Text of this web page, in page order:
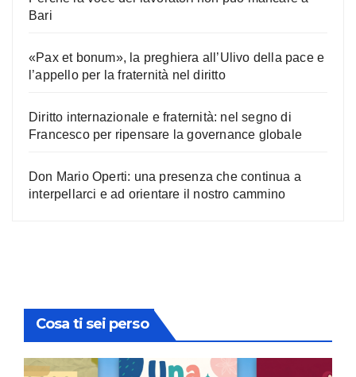
Bari
«Pax et bonum», la preghiera all’Ulivo della pace e
l’appello per la fraternità nel diritto
Diritto internazionale e fraternità: nel segno di
Francesco per ripensare la governance globale
Don Mario Operti: una presenza che continua a
interpellarci e ad orientare il nostro cammino
Cosa ti sei perso